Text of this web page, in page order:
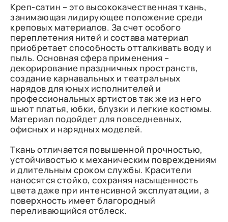
Креп-сатин – это высококачественная ткань,
занимающая лидирующее положение среди
креповых материалов. За счет особого
переплетения нитей и состава материал
приобретает способность отталкивать воду и
пыль. Основная сфера применения –
декорирование праздничных пространств,
создание карнавальных и театральных
нарядов для юных исполнителей и
профессиональных артистов так же из него
шьют платья, юбки, блузки и легкие костюмы.
Материал подойдет для повседневных,
офисных и нарядных моделей.
Ткань отличается повышенной прочностью,
устойчивостью к механическим повреждениям
и длительным сроком службы. Красители
наносятся стойко, сохраняя насыщенность
цвета даже при интенсивной эксплуатации, а
поверхность имеет благородный
переливающийся отблеск.